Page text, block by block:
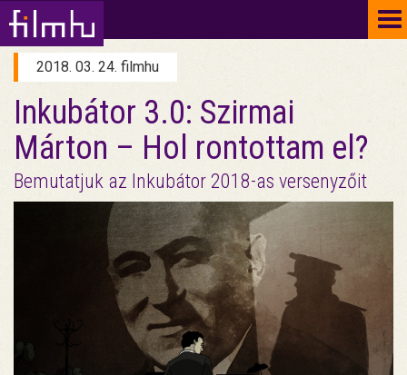
2018. 03. 24. filmhu
Inkubátor 3.0: Szirmai
Márton – Hol rontottam el?
Bemutatjuk az Inkubátor 2018-as versenyzőit